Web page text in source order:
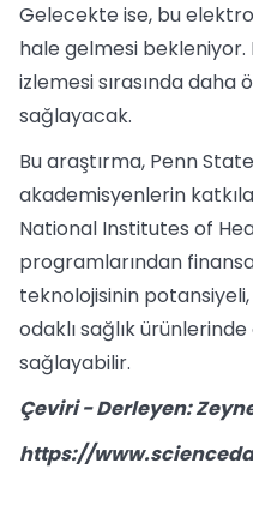
Gelecekte ise, bu
hale gelmesi bekleniyor.
izlemesi sırasında
sağlayacak.
Bu araştırma, Penn
akademisyenlerin
National Institutes of
programlarından
teknolojisinin
odaklı sağlık ürünlerinde
sağlayabilir.
Çeviri - Derleyen:
https://